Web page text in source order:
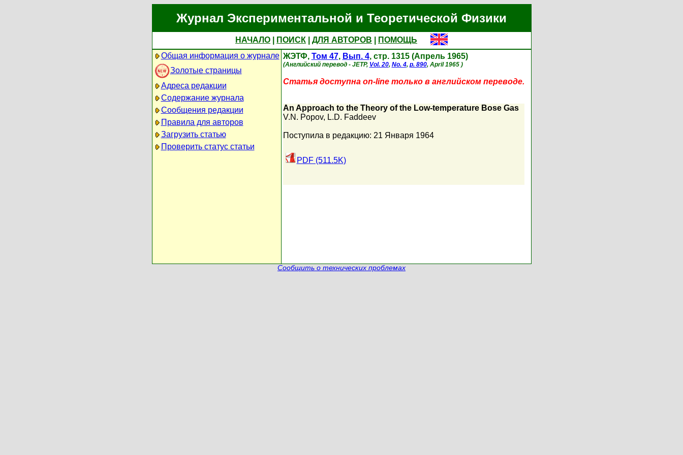
Журнал Экспериментальной и Теоретической Физики
НАЧАЛО ПОИСК ДЛЯ АВТОРОВ
ПОМОЩЬ
Общая информация о журнале
Золотые страницы
Адреса редакции
Содержание журнала
Сообщения редакции
Правила для авторов
Загрузить статью
Проверить статус статьи
ЖЭТФ, Том 47, Вып. 4, стр. 1315 (Апрель 1965)
(Английский перевод - JETP, Vol. 20, No. 4, p. 890, April 1965 )
Статья доступна on-line только в английском переводе.
An Approach to the Theory of the Low-temperature Bose Gas
V.N. Popov, L.D. Faddeev
Поступила в редакцию: 21 Января 1964
PDF (511.5K)
Сообщить о технических проблемах